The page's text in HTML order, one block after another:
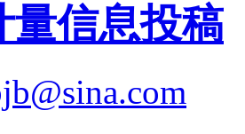
量信息投稿